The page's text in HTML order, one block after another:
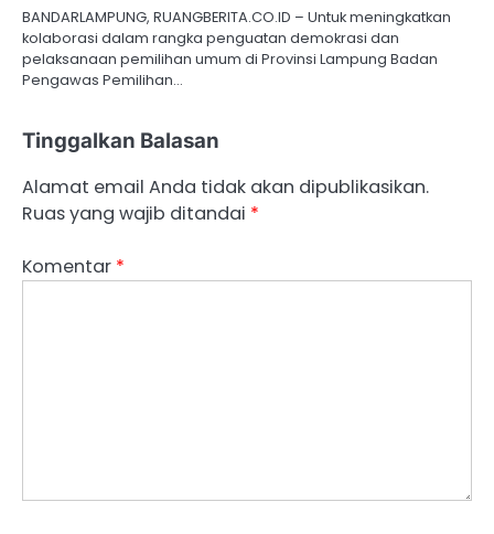
BANDARLAMPUNG, RUANGBERITA.CO.ID – Untuk meningkatkan
kolaborasi dalam rangka penguatan demokrasi dan
pelaksanaan pemilihan umum di Provinsi Lampung Badan
Pengawas Pemilihan…
Tinggalkan Balasan
Alamat email Anda tidak akan dipublikasikan.
Ruas yang wajib ditandai *
Komentar *